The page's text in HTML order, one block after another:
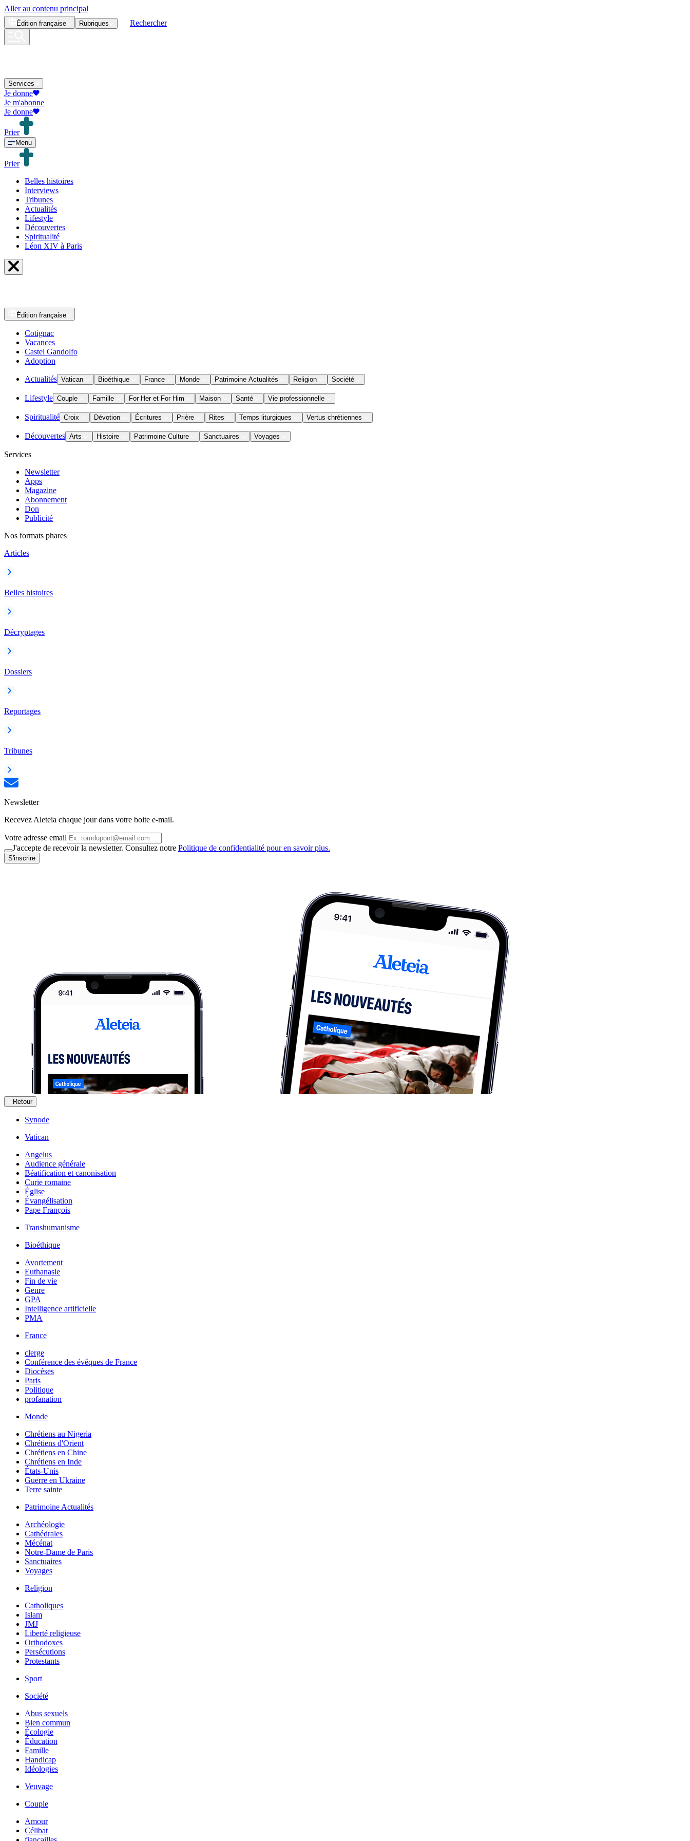
Aller au contenu principal
Édition française Rubriques Rechercher
Services
Je donne
Je m'abonne
Je donne
Prier
Menu
Prier
Belles histoires
Interviews
Tribunes
Actualités
Lifestyle
Découvertes
Spiritualité
Léon XIV à Paris
Édition française
Cotignac
Vacances
Castel Gandolfo
Adoption
Actualités Vatican Bioéthique France Monde Patrimoine Actualités Religion Société
Lifestyle Couple Famille For Her et For Him Maison Santé Vie professionnelle
Spiritualité Croix Dévotion Écritures Prière Rites Temps liturgiques Vertus chrétiennes
Découvertes Arts Histoire Patrimoine Culture Sanctuaires Voyages
Services
Newsletter
Apps
Magazine
Abonnement
Don
Publicité
Nos formats phares
Articles
Belles histoires
Décryptages
Dossiers
Reportages
Tribunes
Newsletter
Recevez Aleteia chaque jour dans votre boite e-mail.
Votre adresse email
J'accepte de recevoir la newsletter. Consultez notre Politique de confidentialité pour en savoir plus.
S'inscrire
Retour
Synode
Vatican
Angelus
Audience générale
Béatification et canonisation
Curie romaine
Église
Évangélisation
Pape François
Transhumanisme
Bioéthique
Avortement
Euthanasie
Fin de vie
Genre
GPA
Intelligence artificielle
PMA
France
clerge
Conférence des évêques de France
Diocèses
Paris
Politique
profanation
Monde
Chrétiens au Nigeria
Chrétiens d'Orient
Chrétiens en Chine
Chrétiens en Inde
États-Unis
Guerre en Ukraine
Terre sainte
Patrimoine Actualités
Archéologie
Cathédrales
Mécénat
Notre-Dame de Paris
Sanctuaires
Voyages
Religion
Catholiques
Islam
JMJ
Liberté religieuse
Orthodoxes
Persécutions
Protestants
Sport
Société
Abus sexuels
Bien commun
Écologie
Éducation
Famille
Handicap
Idéologies
Veuvage
Couple
Amour
Célibat